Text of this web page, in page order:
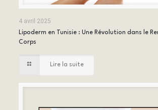
4 avril 2025
Lipoderm en Tunisie : Une Révolution dans le
Corps
Lire la suite